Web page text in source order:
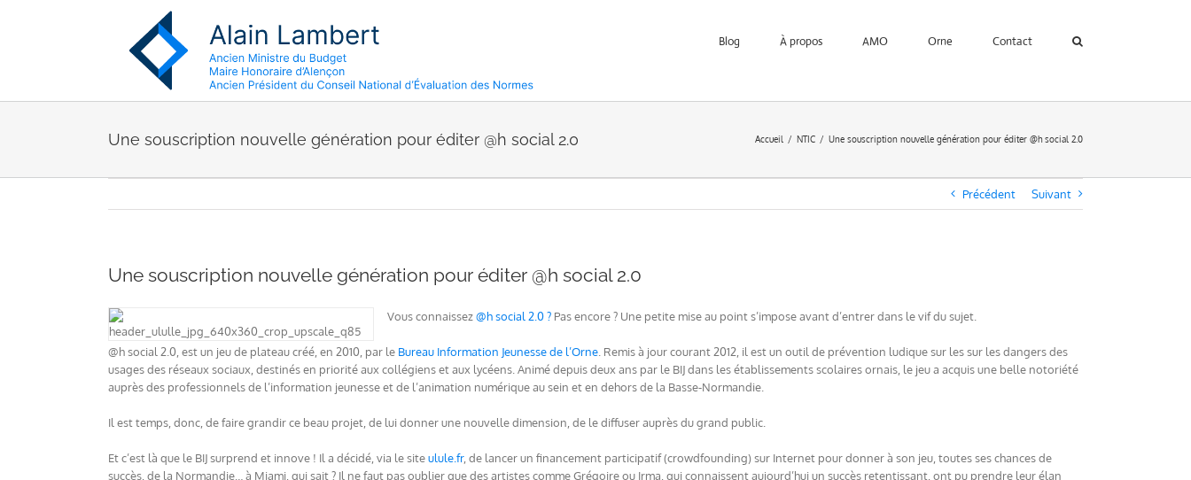
Blog À propos AMO Orne Contact
Une souscription nouvelle génération pour éditer @h social 2.0 Accueil NTIC Une souscription nouvelle génération pour éditer @h social 2.0
Précédent Suivant
Une souscription nouvelle génération pour éditer @h social 2.0
Vous connaissez@h social 2.0 ? Pas encore ? Une petite mise au point s’impose avant d’entrer dans le vif du sujet.
@h social 2.0, est un jeu de plateau créé, en 2010, par le Bureau Information Jeunesse de l’Orne . Remis à jour courant 2012, il est un outil de prévention ludique sur les sur les dangers des
usages des réseaux sociaux, destinés en priorité aux collégiens et aux lycéens. Animé depuis deux ans par le BIJ dans les établissements scolaires ornais, le jeu a acquis une belle notoriété
auprès des professionnels de l’information jeunesse et de l’animation numérique au sein et en dehors de la Basse-Normandie.
Il est temps, donc, de faire grandir ce beau projet, de lui donner une nouvelle dimension, de le diffuser auprès du grand public.
Et c’est là que le BIJ surprend et innove ! Il a décidé, via le siteulule.fr, de lancer un financement participatif (crowdfounding) sur Internet pour donner à son jeu, toutes ses chances de
succès, de la Normandie… à Miami, qui sait ? Il ne faut pas oublier que des artistes comme Grégoire ou Irma, qui connaissent aujourd’hui un succès retentissant, ont pu prendre leur élan